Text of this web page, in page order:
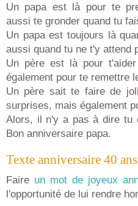
Un papa est là pour te
aussi te gronder quand tu
Un papa est toujours là
aussi quand tu ne t'y attend
Un père est là pour
également pour te remettre
Un père sait te faire de
surprises, mais également
Alors, il n'y a pas à dire tu
Bon anniversaire papa.
Texte anniversaire 40
Faire un mot de joyeux
l'opportunité de lui rendre